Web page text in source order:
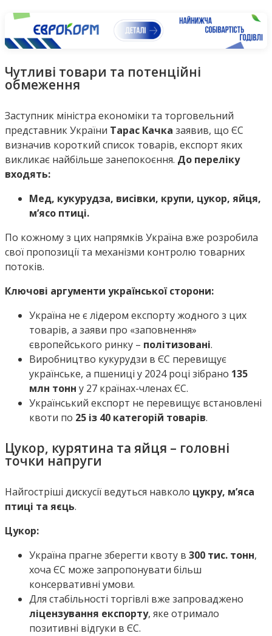
Чутливі товари та потенційні
обмеження
Заступник міністра економіки та торговельний
представник України Тарас Качка заявив, що ЄС
визначив короткий список товарів, експорт яких
викликає найбільше занепокоєння. До переліку
входять:
Мед, кукурудза, висівки, крупи, цукор, яйця,
м’ясо птиці.
По кожному з цих напрямків Україна вже розробила
свої пропозиції та механізми контролю товарних
потоків.
Ключові аргументи української сторони:
Україна не є лідером експорту жодного з цих
товарів, а заяви про «заповнення»
європейського ринку – політизовані.
Виробництво кукурудзи в ЄС перевищує
українське, а пшениці у 2024 році зібрано 135
млн тонн у 27 країнах-членах ЄС.
Український експорт не перевищує встановлені
квоти по 25 із 40 категорій товарів.
Цукор, курятина та яйця – головні
точки напруги
Найгостріші дискусії ведуться навколо цукру, м’яса
птиці та яєць.
Цукор:
Україна прагне зберегти квоту в 300 тис. тонн,
хоча ЄС може запропонувати більш
консервативні умови.
Для стабільності торгівлі вже запроваджено
ліцензування експорту, яке отримало
позитивні відгуки в ЄС.